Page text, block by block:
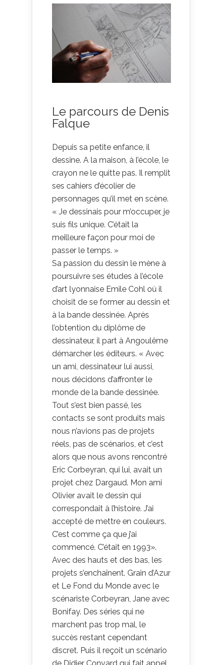
Le parcours de Denis
Falque
Depuis sa petite enfance, il
dessine. A la maison, à l’école, le
crayon ne le quitte pas. Il remplit
ses cahiers d’écolier de
personnages qu’il met en scène.
« Je dessinais pour m’occuper, je
suis fils unique. C’était la
meilleure façon pour moi de
passer le temps. »
Sa passion du dessin le mène à
poursuivre ses études à l’école
d’art lyonnaise Emile Cohl où il
choisit de se former au dessin et
à la bande dessinée. Après
l’obtention du diplôme de
dessinateur, il part à Angoulême
démarcher les éditeurs. « Avec
un ami, dessinateur lui aussi,
nous décidons d’affronter le
monde de la bande dessinée.
Tout s’est bien passé, les
contacts se sont produits mais
nous n’avions pas de projets
réels, pas de scénarios, et c’est
alors que nous avons rencontré
Eric Corbeyran, qui lui, avait un
projet chez Dargaud. Mon ami
Olivier avait le dessin qui
correspondait à l’histoire. J’ai
accepté de mettre en couleurs.
C’est comme ça que j’ai
commencé. C’était en 1993».
Avec des hauts et des bas, les
projets s’enchaînent. Grain d’Azur
et Le Fond du Monde avec le
scénariste Corbeyran, Jane avec
Bonifay. Des séries qui ne
marchent pas trop mal, le
succès restant cependant
discret. Puis il reçoit un scénario